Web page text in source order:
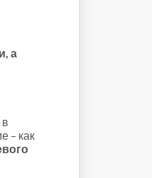
а
– как